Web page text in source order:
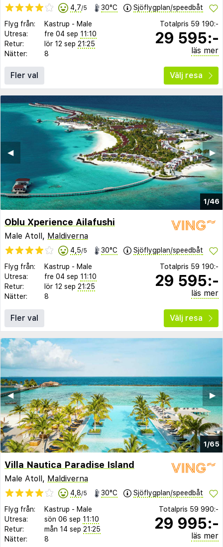
4,7/5 30°C Sjöflygplan/speedbåt
Flyg från: Kastrup - Male
Utresa:
fre 04 sep 11:10
Retur:
lör 12 sep 21:25
Nätter:
8
Totalpris 59 190:-
29 595:-
läs mer
Fler val Välj resa
1/46
▶︎
◀︎
Oblu Xperience Ailafushi
Male Atoll, Maldiverna
4,5/5 30°C Sjöflygplan/speedbåt
Flyg från: Kastrup - Male
Utresa:
fre 04 sep 11:10
Retur:
lör 12 sep 21:25
Nätter:
8
Totalpris 59 190:-
29 595:-
läs mer
Fler val Välj resa
1/65
▶︎
◀︎
Villa Nautica Paradise Island
Male Atoll, Maldiverna
4,8/5 30°C Sjöflygplan/speedbåt
Flyg från: Kastrup - Male
Utresa:
sön 06 sep 11:10
Retur:
mån 14 sep 21:25
Nätter:
8
Totalpris 59 990:-
29 995:-
läs mer